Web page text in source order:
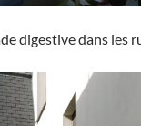
digestive dans les